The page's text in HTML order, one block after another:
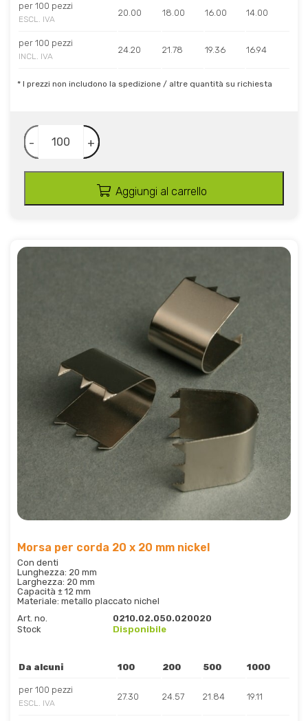
per 100 pezzi
ESCL. IVA
20.00 18.00 16.00 14.00
per 100 pezzi
INCL. IVA
24.20 21.78 19.36 16.94
* I prezzi non includono la spedizione / altre quantità su richiesta
- +
Aggiungi al carrello
Morsa per corda 20 x 20 mm nickel
Con denti
Lunghezza: 20 mm
Larghezza: 20 mm
Capacità ± 12 mm
Materiale: metallo placcato nichel
Art. no.
0210.02.050.020020
Stock
Disponibile
Da alcuni 100 200 500 1000
per 100 pezzi
ESCL. IVA
27.30 24.57 21.84 19.11